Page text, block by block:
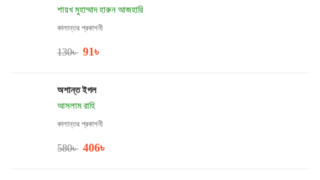
শায়খ মুহাম্মাদ হারুন আজহারি
কালান্তর প্রকাশনী
130৳ 91৳
অশান্ত ইগল
আসলাম রাহি
কালান্তর প্রকাশনী
580৳ 406৳